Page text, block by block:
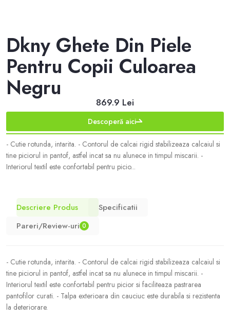
Dkny Ghete Din Piele
Pentru Copii Culoarea
Negru
869.9 Lei
Descoperă aici
- Cutie rotunda, intarita. - Contorul de calcai rigid stabilizeaza calcaiul si
tine piciorul in pantof, astfel incat sa nu alunece in timpul miscarii. -
Interiorul textil este confortabil pentru picio...
Descriere Produs
Specificatii
Pareri/Review-uri 0
- Cutie rotunda, intarita. - Contorul de calcai rigid stabilizeaza calcaiul si
tine piciorul in pantof, astfel incat sa nu alunece in timpul miscarii. -
Interiorul textil este confortabil pentru picior si faciliteaza pastrarea
pantofilor curati. - Talpa exterioara din cauciuc este durabila si rezistenta
la deteriorare.